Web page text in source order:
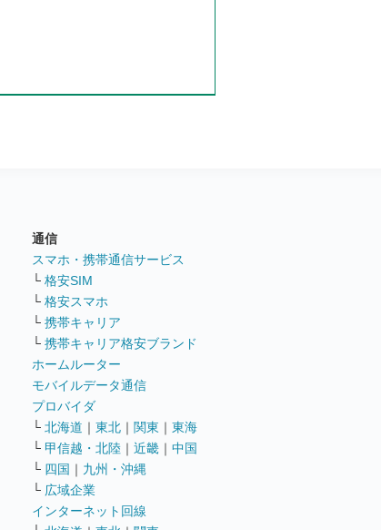
通信
スマホ・携帯通信サービス
└ 格安SIM
└ 格安スマホ
└ 携帯キャリア
└ 携帯キャリア格安ブランド
ホームルーター
モバイルデータ通信
プロバイダ
└ 北海道 ｜ 東北 ｜ 関東 ｜ 東海
└ 甲信越・北陸 ｜ 近畿 ｜ 中国
└ 四国 ｜ 九州・沖縄
└ 広域企業
インターネット回線